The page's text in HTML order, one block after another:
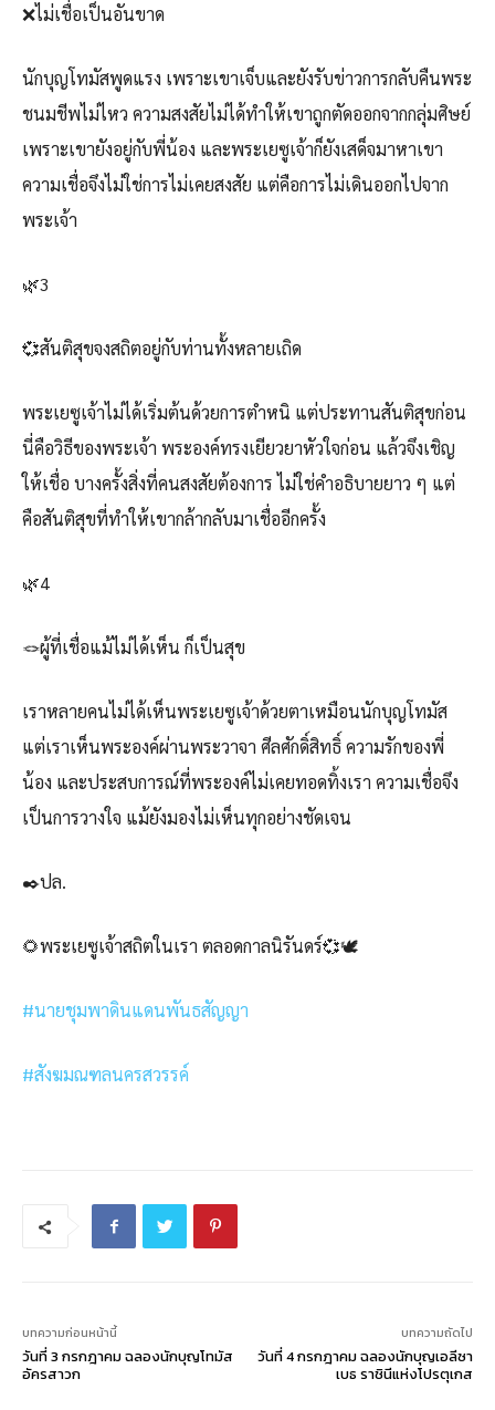
❌ไม่เชื่อเป็นอันขาด
นักบุญโทมัสพูดแรง เพราะเขาเจ็บและยังรับข่าวการกลับคืนพระ
ชนมชีพไม่ไหว ความสงสัยไม่ได้ทำให้เขาถูกตัดออกจากกลุ่มศิษย์
เพราะเขายังอยู่กับพี่น้อง และพระเยซูเจ้าก็ยังเสด็จมาหาเขา
ความเชื่อจึงไม่ใช่การไม่เคยสงสัย แต่คือการไม่เดินออกไปจาก
พระเจ้า
🌿3
💞สันติสุขจงสถิตอยู่กับท่านทั้งหลายเถิด
พระเยซูเจ้าไม่ได้เริ่มต้นด้วยการตำหนิ แต่ประทานสันติสุขก่อน
นี่คือวิธีของพระเจ้า พระองค์ทรงเยียวยาหัวใจก่อน แล้วจึงเชิญ
ให้เชื่อ บางครั้งสิ่งที่คนสงสัยต้องการ ไม่ใช่คำอธิบายยาว ๆ แต่
คือสันติสุขที่ทำให้เขากล้ากลับมาเชื่ออีกครั้ง
🌿4
🪢ผู้ที่เชื่อแม้ไม่ได้เห็น ก็เป็นสุข
เราหลายคนไม่ได้เห็นพระเยซูเจ้าด้วยตาเหมือนนักบุญโทมัส
แต่เราเห็นพระองค์ผ่านพระวาจา ศีลศักดิ์สิทธิ์ ความรักของพี่
น้อง และประสบการณ์ที่พระองค์ไม่เคยทอดทิ้งเรา ความเชื่อจึง
เป็นการวางใจ แม้ยังมองไม่เห็นทุกอย่างชัดเจน
✒️ปล.
🌻พระเยซูเจ้าสถิตในเรา ตลอดกาลนิรันดร์💞🕊️
#นายชุมพาดินแดนพันธสัญญา
#สังฆมณฑลนครสวรรค์
บทความก่อนหน้านี้
วันที่ 3 กรกฎาคม ฉลองนักบุญโทมัส
อัครสาวก
บทความถัดไป
วันที่ 4 กรกฎาคม ฉลองนักบุญเอลีซา
เบธ ราชินีแห่งโปรตุเกส